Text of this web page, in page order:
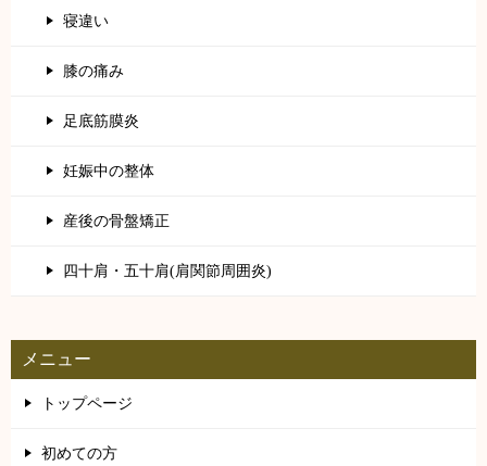
寝違い
膝の痛み
足底筋膜炎
妊娠中の整体
産後の骨盤矯正
四十肩・五十肩(肩関節周囲炎)
メニュー
トップページ
初めての方